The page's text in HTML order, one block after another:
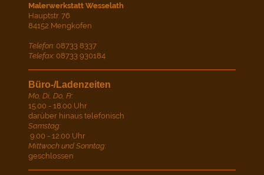
Malerwerkstatt Wesselath
Hauptstr. 76
84152 Mengkofen
Telefon: 08733 8337
Telefax: 08733 930184
Büro-/Ladenzeiten
Mo, Di, Do, Fr:
15.00 - 18.00 Uhr
darüber hinaus telefonisch
Samstag:
9.00 - 12.00 Uhr
Mittwoch und Sonntag:
geschlossen